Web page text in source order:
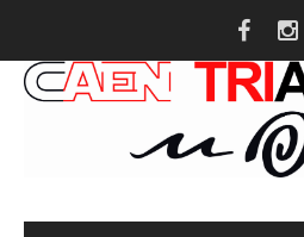
content